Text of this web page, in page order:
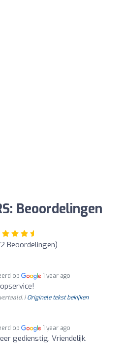
Beoordelingen
Beoordelingen)
op 1 year ago
|Originele tekst bekijken
op 1 year ago
gedienstig. Vriendelijk.